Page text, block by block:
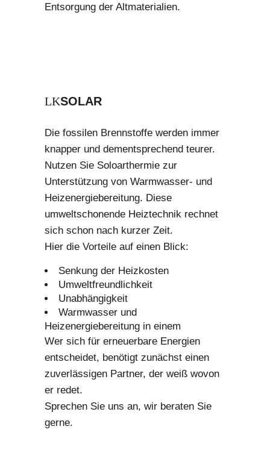
Entsorgung der Altmaterialien.
SOLAR
Die fossilen Brennstoffe werden immer
knapper und dementsprechend teurer.
Nutzen Sie Soloarthermie zur
Unterstützung von Warmwasser- und
Heizenergiebereitung. Diese
umweltschonende Heiztechnik rechnet
sich schon nach kurzer Zeit.
Hier die Vorteile auf einen Blick:
Senkung der Heizkosten
Umweltfreundlichkeit
Unabhängigkeit
Warmwasser und
Heizenergiebereitung in einem
Wer sich für erneuerbare Energien
entscheidet, benötigt zunächst einen
zuverlässigen Partner, der weiß wovon
er redet.
Sprechen Sie uns an, wir beraten Sie
gerne.